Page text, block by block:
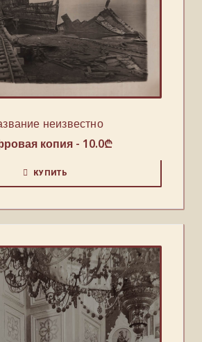
неизвестно
копия - 10.0₾
КУПИТЬ